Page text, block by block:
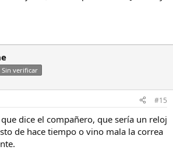
Sin verificar
#15
dice el compañero, que sería un reloj
de hace tiempo o vino mala la correa